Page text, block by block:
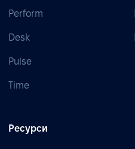
Perform
Desk
Pulse
Time
Ресурси